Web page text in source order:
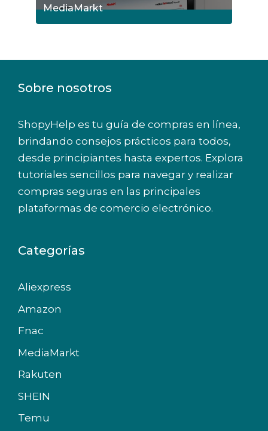
MediaMarkt
Sobre nosotros
ShopyHelp es tu guía de compras en línea,
brindando consejos prácticos para todos,
desde principiantes hasta expertos. Explora
tutoriales sencillos para navegar y realizar
compras seguras en las principales
plataformas de comercio electrónico.
Categorías
Aliexpress
Amazon
Fnac
MediaMarkt
Rakuten
SHEIN
Temu